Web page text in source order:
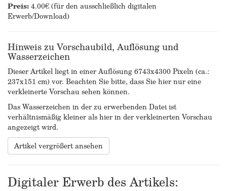
Preis:4.00€ (für den ausschließlich digitalen
Erwerb/Download)
Hinweis zu Vorschaubild, Auflösung und
Wasserzeichen
Dieser Artikel liegt in einer Auflösung 6743x4300 Pixeln (ca.:
237x151 cm) vor. Beachten Sie bitte, dass Sie hier nur eine
verkleinerte Vorschau sehen können.
Das Wasserzeichen in der zu erwerbenden Datei ist
verhältnismäßig kleiner als hier in der verkleinerten Vorschau
angezeigt wird.
Artikel vergrößert ansehen
Digitaler Erwerb des Artikels: